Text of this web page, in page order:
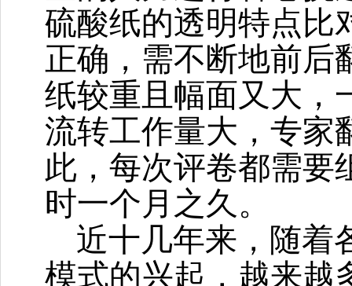
硫酸纸的透明特点比
正确，需不断地前后
纸较重且幅面又大，
流转工作量大，专家
此，每次评卷都需要
时一个月之久。
近十几年来，随着
模式的兴起，越来越